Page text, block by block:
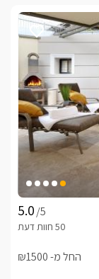
/5
החל מ- ₪1500